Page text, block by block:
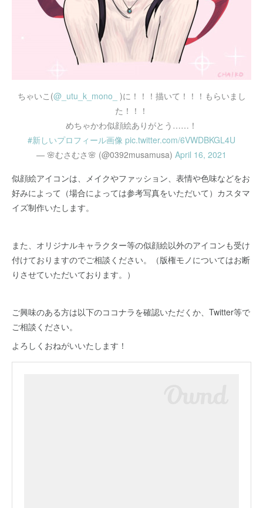
ちゃいこ(@_utu_k_mono_
)に！！！描いて！！！もらいまし
た！！！
めちゃかわ似顔絵ありがとう……！
#新しいプロフィール画像 pic.twitter.com/6VWDBKGL4U
— 🌸むさむさ🌸 (@0392musamusa) April 16, 2021
似顔絵アイコンは、メイクやファッション、表情や色味などをお
好みによって（場合によっては参考写真をいただいて）カスタマ
イズ制作いたします。
また、オリジナルキャラクター等の似顔絵以外のアイコンも受け
付けておりますのでご相談ください。（版権モノについてはお断
りさせていただいております。）
ご興味のある方は以下のココナラを確認いただくか、Twitter等で
ご相談ください。
よろしくおねがいいたします！